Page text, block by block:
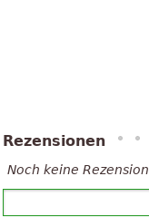
Rezensionen
Noch keine Rezension